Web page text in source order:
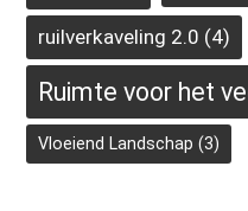
ruilverkaveling 2.0 (4)
Ruimte voor het
Vloeiend Landschap (3)